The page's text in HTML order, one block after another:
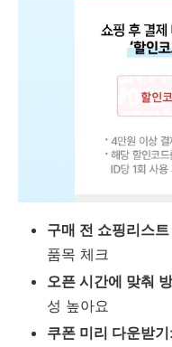
구매 전 쇼핑리스
품목 체크
오픈 시간에 맞춰
성 높아요
쿠폰 미리 다운받기